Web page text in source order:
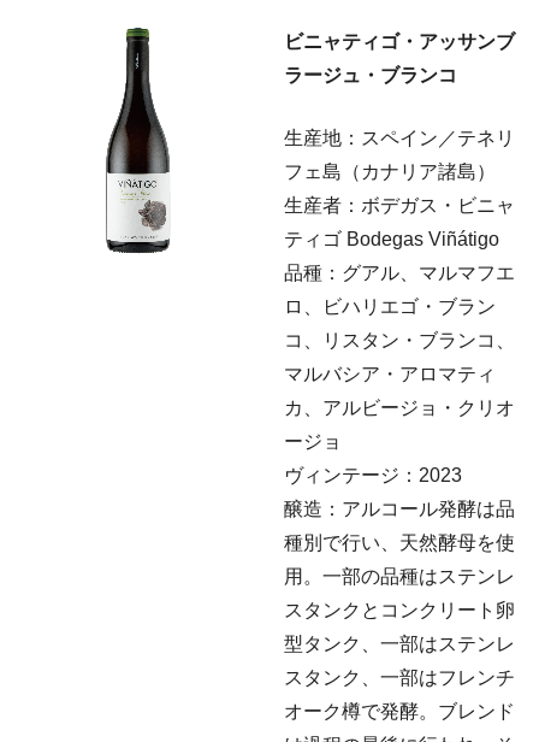
ビニャティゴ・アッサンブ
ラージュ・ブランコ
生産地：スペイン／テネリ
フェ島（カナリア諸島）
生産者：ボデガス・ビニャ
ティゴ Bodegas Viñátigo
品種：グアル、マルマフエ
ロ、ビハリエゴ・ブラン
コ、リスタン・ブランコ、
マルバシア・アロマティ
カ、アルビージョ・クリオ
ージョ
ヴィンテージ：2023
醸造：アルコール発酵は品
種別で行い、天然酵母を使
用。一部の品種はステンレ
スタンクとコンクリート卵
型タンク、一部はステンレ
スタンク、一部はフレンチ
オーク樽で発酵。ブレンド